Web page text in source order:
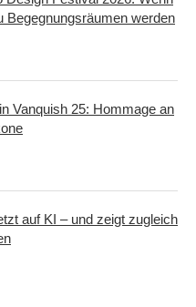
Begegnungsräumen werden
Vanquish 25: Hommage an
auf KI – und zeigt zugleich